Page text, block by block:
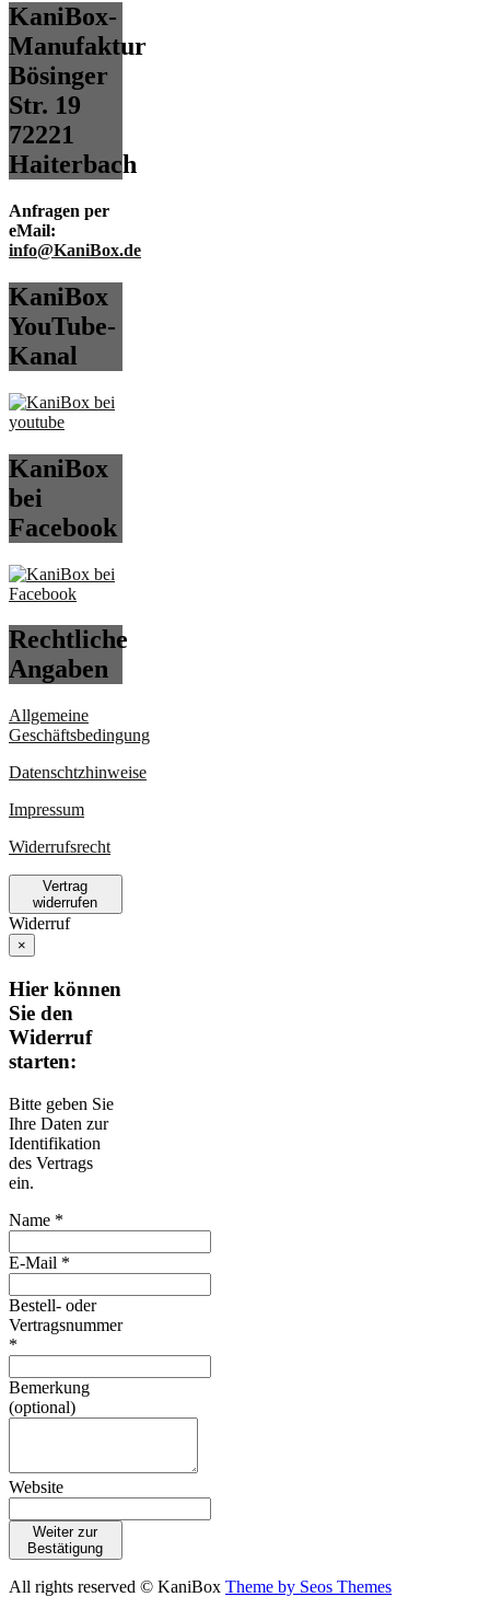
KaniBox-
Manufaktur
Bösinger
Str. 19
72221
Haiterbach
Anfragen per
eMail:
info@KaniBox.de
KaniBox
YouTube-
Kanal
KaniBox
bei
Facebook
Rechtliche
Angaben
Allgemeine
Geschäftsbedingung
Datenschtzhinweise
Impressum
Widerrufsrecht
Vertrag
widerrufen
Widerruf
×
Hier können
Sie den
Widerruf
starten:
Bitte geben Sie
Ihre Daten zur
Identifikation
des Vertrags
ein.
Name *
E-Mail *
Bestell- oder
Vertragsnummer
*
Bemerkung
(optional)
Website
Weiter zur
Bestätigung
All rights reserved © KaniBox Theme by Seos Themes